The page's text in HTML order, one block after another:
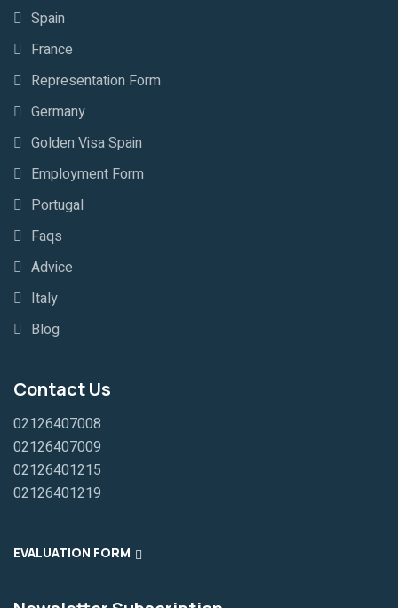
Spain
France
Representation Form
Germany
Golden Visa Spain
Employment Form
Portugal
Faqs
Advice
Italy
Blog
Contact Us
02126407008
02126407009
02126401215
02126401219
EVALUATION FORM